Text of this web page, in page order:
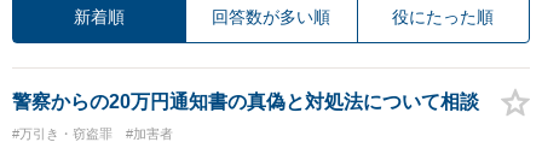
新着順 回答数が多い順 役にたった順
警察からの20万円通知書の真偽と対処法について相談
#万引き・窃盗罪 #加害者